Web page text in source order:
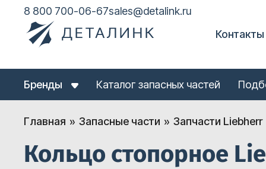
8 800 700-06-67sales@detalink.ru
Контакты
Бренды Каталог запасных частей
Главная Запасные части Запчасти Liebherr
Кольцо стопорное